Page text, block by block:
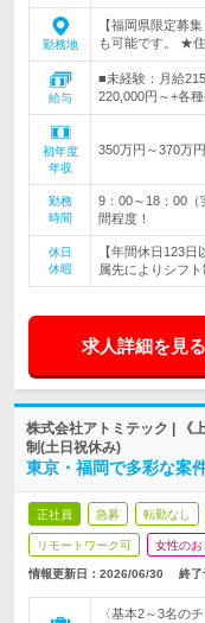
勤務地
【福岡県限定募
も可能です。 ★
給与
■未経験：月給
220,000円～+各
初年度
年収
350万円～370万円
勤務
時間
9：00～18：00
間程度！
休日
休暇
【年間休日123
属先によりシフ
求人詳細を見る
株式会社アトミテック | 《
制(土日祝休み)
東京・福岡で多彩な案
正社員 急募 転勤なし
リモートワーク可 女性のお
情報更新日：2026/06/30 終了
〈基本2～3名の